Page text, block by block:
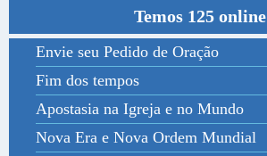
Temos 125 online
Envie seu Pedido de Oração
Fim dos tempos
Apostasia na Igreja e no Mundo
Nova Era e Nova Ordem Mundial